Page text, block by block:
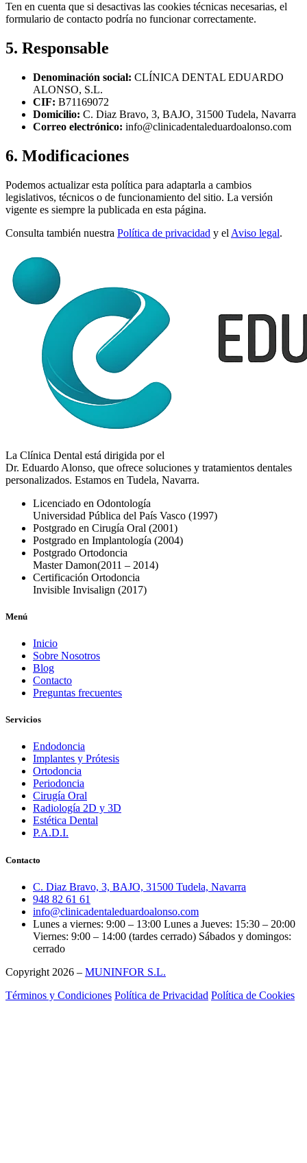
Ten en cuenta que si desactivas las cookies técnicas necesarias, el
formulario de contacto podría no funcionar correctamente.
5. Responsable
Denominación social: CLÍNICA DENTAL EDUARDO
ALONSO, S.L.
CIF: B71169072
Domicilio: C. Diaz Bravo, 3, BAJO, 31500 Tudela, Navarra
Correo electrónico: info@clinicadentaleduardoalonso.com
6. Modificaciones
Podemos actualizar esta política para adaptarla a cambios
legislativos, técnicos o de funcionamiento del sitio. La versión
vigente es siempre la publicada en esta página.
Consulta también nuestra Política de privacidad y el Aviso legal.
La Clínica Dental está dirigida por el
Dr. Eduardo Alonso, que ofrece soluciones y tratamientos dentales
personalizados. Estamos en Tudela, Navarra.
Licenciado en Odontología
Universidad Pública del País Vasco (1997)
Postgrado en Cirugía Oral (2001)
Postgrado en Implantología (2004)
Postgrado Ortodoncia
Master Damon(2011 – 2014)
Certificación Ortodoncia
Invisible Invisalign (2017)
Menú
Inicio
Sobre Nosotros
Blog
Contacto
Preguntas frecuentes
Servicios
Endodoncia
Implantes y Prótesis
Ortodoncia
Periodoncia
Cirugía Oral
Radiología 2D y 3D
Estética Dental
P.A.D.I.
Contacto
C. Diaz Bravo, 3, BAJO, 31500 Tudela, Navarra
948 82 61 61
info@clinicadentaleduardoalonso.com
Lunes a viernes: 9:00 – 13:00 Lunes a Jueves: 15:30 – 20:00
Viernes: 9:00 – 14:00 (tardes cerrado) Sábados y domingos:
cerrado
Copyright 2026 – MUNINFOR S.L.
Términos y Condiciones Política de Privacidad Política de Cookies